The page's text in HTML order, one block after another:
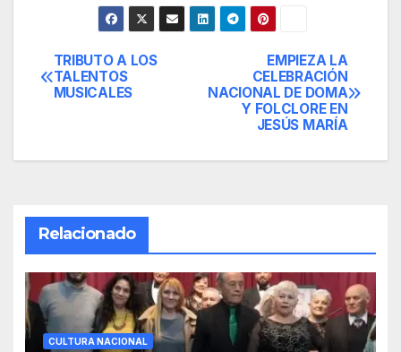
Navegación
de
EMPIEZA LA
CELEBRACIÓN
NACIONAL DE DOMA
Y FOLCLORE EN
JESÚS MARÍA
TRIBUTO A LOS
TALENTOS
MUSICALES
Relacionado
CULTURA NACIONAL